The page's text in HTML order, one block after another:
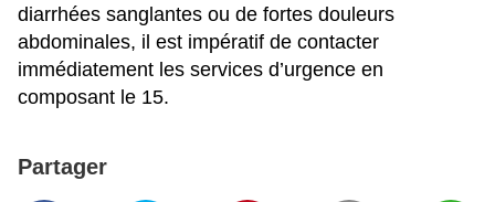
diarrhées sanglantes ou de fortes douleurs
abdominales, il est impératif de contacter
immédiatement les services d’urgence en
composant le 15.
Partager